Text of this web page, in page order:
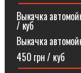
Выкачка
/ куб
Выкачка
450 грн / куб